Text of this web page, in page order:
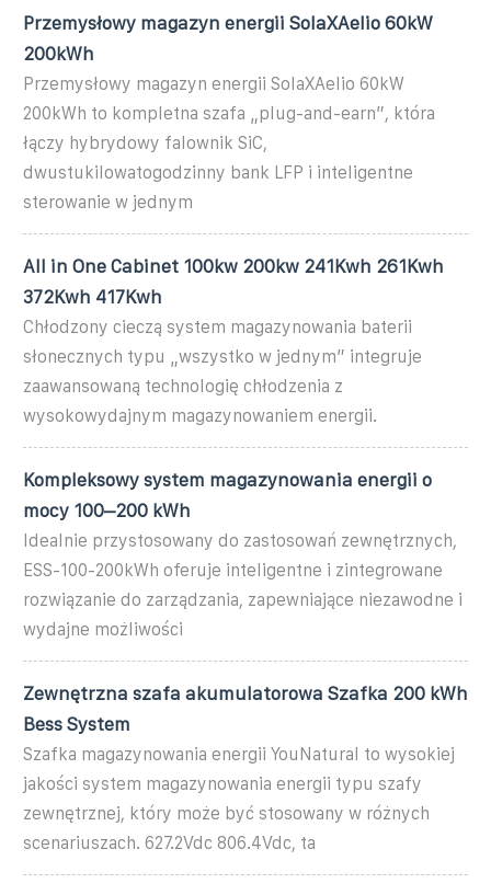
Przemysłowy magazyn energii SolaXAelio 60kW
200kWh
Przemysłowy magazyn energii SolaXAelio 60kW
200kWh to kompletna szafa „plug-and-earn”, która
łączy hybrydowy falownik SiC,
dwustukilowatogodzinny bank LFP i inteligentne
sterowanie w jednym
All in One Cabinet 100kw 200kw 241Kwh 261Kwh
372Kwh 417Kwh
Chłodzony cieczą system magazynowania baterii
słonecznych typu „wszystko w jednym” integruje
zaawansowaną technologię chłodzenia z
wysokowydajnym magazynowaniem energii.
Kompleksowy system magazynowania energii o
mocy 100–200 kWh
Idealnie przystosowany do zastosowań zewnętrznych,
ESS-100-200kWh oferuje inteligentne i zintegrowane
rozwiązanie do zarządzania, zapewniające niezawodne i
wydajne możliwości
Zewnętrzna szafa akumulatorowa Szafka 200 kWh
Bess System
Szafka magazynowania energii YouNatural to wysokiej
jakości system magazynowania energii typu szafy
zewnętrznej, który może być stosowany w różnych
scenariuszach. 627.2Vdc 806.4Vdc, ta